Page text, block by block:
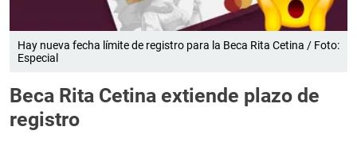
Hay nueva fecha límite de registro para la Beca Rita Cetina / Foto:
Especial
Beca Rita Cetina extiende plazo de
registro